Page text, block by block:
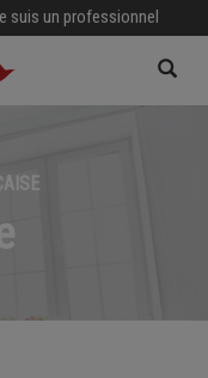
suis un professionnel